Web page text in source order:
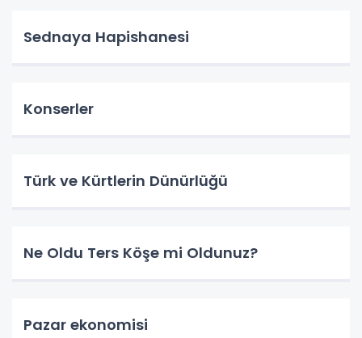
Sednaya Hapishanesi
Konserler
Türk ve Kürtlerin Dünürlüğü
Ne Oldu Ters Köşe mi Oldunuz?
Pazar ekonomisi